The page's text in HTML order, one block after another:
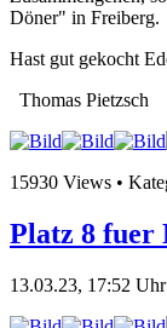
Döner" in Freiberg.
Hast gut gekocht
Thomas Pietzsch
15930 Views •
Platz 8 fuer
13.03.23, 17:52 Uhr